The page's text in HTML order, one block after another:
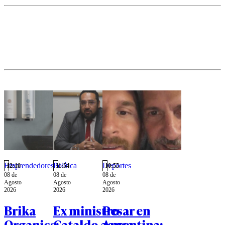
Poduje
Emprendedores
12:10
08 de
Agosto
2026
Brika
Política
11:54
08 de
Agosto
2026
Ex ministro
Deportes
10:55
08 de
Agosto
2026
Pesar en